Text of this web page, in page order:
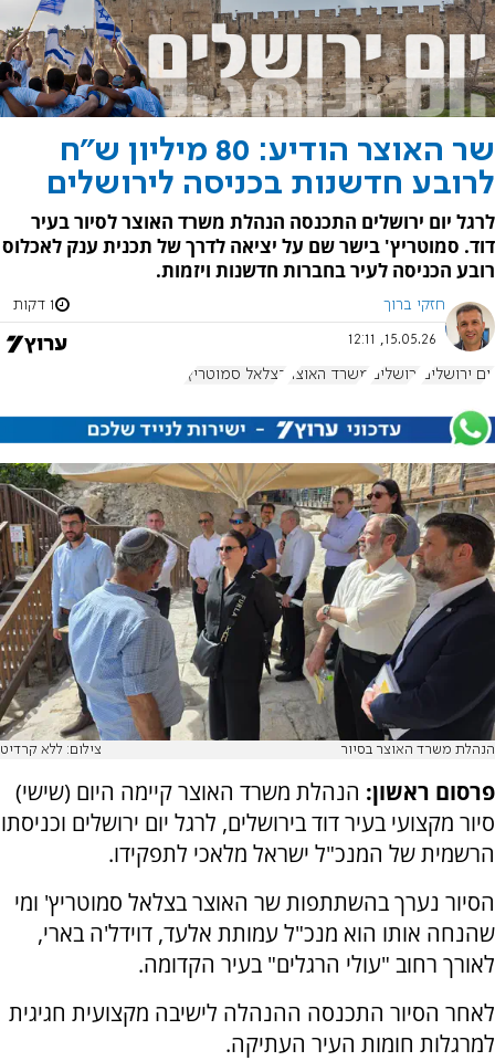
שר האוצר הודיע: 80 מיליון ש"ח
לרובע חדשנות בכניסה לירושלים
לרגל יום ירושלים התכנסה הנהלת משרד האוצר לסיור בעיר
דוד. סמוטריץ' בישר שם על יציאה לדרך של תכנית ענק לאכלוס
רובע הכניסה לעיר בחברות חדשנות ויזמות.
חזקי ברוך 1 דקות
15.05.26, 12:11
יום ירושלים ירושלים משרד האוצר בצלאל סמוטריץ'
הנהלת משרד האוצר בסיור צילום: ללא קרדיט
פרסום ראשון: הנהלת משרד האוצר קיימה היום (שישי)
סיור מקצועי בעיר דוד בירושלים, לרגל יום ירושלים וכניסתו
הרשמית של המנכ"ל ישראל מלאכי לתפקידו.
הסיור נערך בהשתתפות שר האוצר בצלאל סמוטריץ' ומי
שהנחה אותו הוא מנכ"ל עמותת אלעד, דוידל'ה בארי,
לאורך רחוב "עולי הרגלים" בעיר הקדומה.
לאחר הסיור התכנסה ההנהלה לישיבה מקצועית חגיגית
למרגלות חומות העיר העתיקה.